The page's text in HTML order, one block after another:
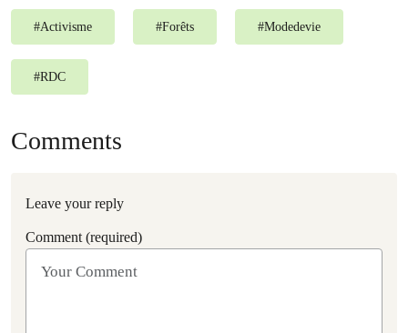
#Activisme #Forêts #Modedevie
#RDC
Comments
Leave your reply
Comment (required)